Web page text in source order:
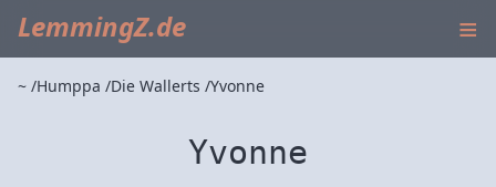
LemmingZ.de ≡
~ Humppa Die Wallerts Yvonne
Yvonne